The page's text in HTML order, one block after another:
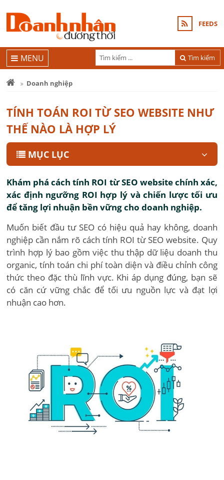
FEEDS
Tìm kiếm
MENU
Doanh nghiệp
TÍNH TOÁN ROI TỪ SEO WEBSITE NHƯ
THẾ NÀO LÀ HỢP LÝ
MỤC LỤC
Khám phá cách tính ROI từ SEO website chính xác,
xác định ngưỡng ROI hợp lý và chiến lược tối ưu
để tăng lợi nhuận bền vững cho doanh nghiệp.
Muốn biết đầu tư SEO có hiệu quả hay không, doanh
nghiệp cần nắm rõ cách tính ROI từ SEO website. Quy
trình hợp lý bao gồm việc thu thập dữ liệu doanh thu
organic, tính toán chi phí toàn diện và điều chỉnh công
thức theo đặc thù lĩnh vực. Khi áp dụng đúng, bạn sẽ
có căn cứ vững chắc để tối ưu nguồn lực và đạt lợi
nhuận cao hơn.